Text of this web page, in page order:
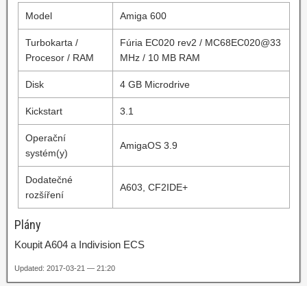
Model Amiga 600
Turbokarta /
Procesor / RAM
Fúria EC020 rev2 / MC68EC020@33
MHz / 10 MB RAM
Disk 4 GB Microdrive
Kickstart 3.1
Operační
systém(y)
AmigaOS 3.9
Dodatečné
rozšíření
A603, CF2IDE+
Plány
Koupit A604 a Indivision ECS
Updated: 2017-03-21 — 21:20